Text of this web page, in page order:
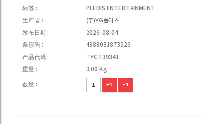
标签 :
PLEDIS ENTERTAINMENT
生产者 :
(주)YG플러스
发布日期 :
2026-08-04
条形码 :
4988031873526
产品代码 :
TYCT39341
重量 :
3.00 Kg
数量 : +1 -1